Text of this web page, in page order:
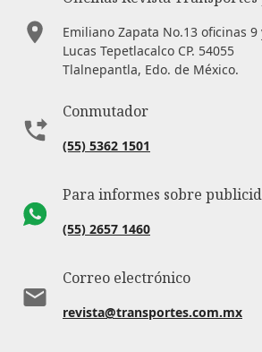
Emiliano Zapata No.13 oficinas 9
Lucas Tepetlacalco CP. 54055
Tlalnepantla, Edo. de México.
Conmutador
(55) 5362 1501
Para informes sobre
(55) 2657 1460
Correo electrónico
revista@transportes.com.mx